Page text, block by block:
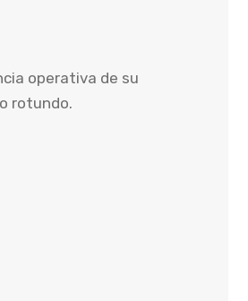
operativa de su
rotundo.